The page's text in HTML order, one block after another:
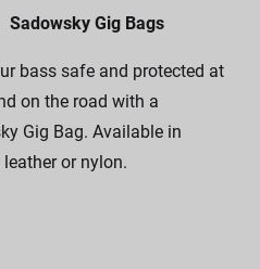
Sadowsky Gig Bags
bass safe and protected at
on the road with a
Gig Bag. Available in
or nylon.